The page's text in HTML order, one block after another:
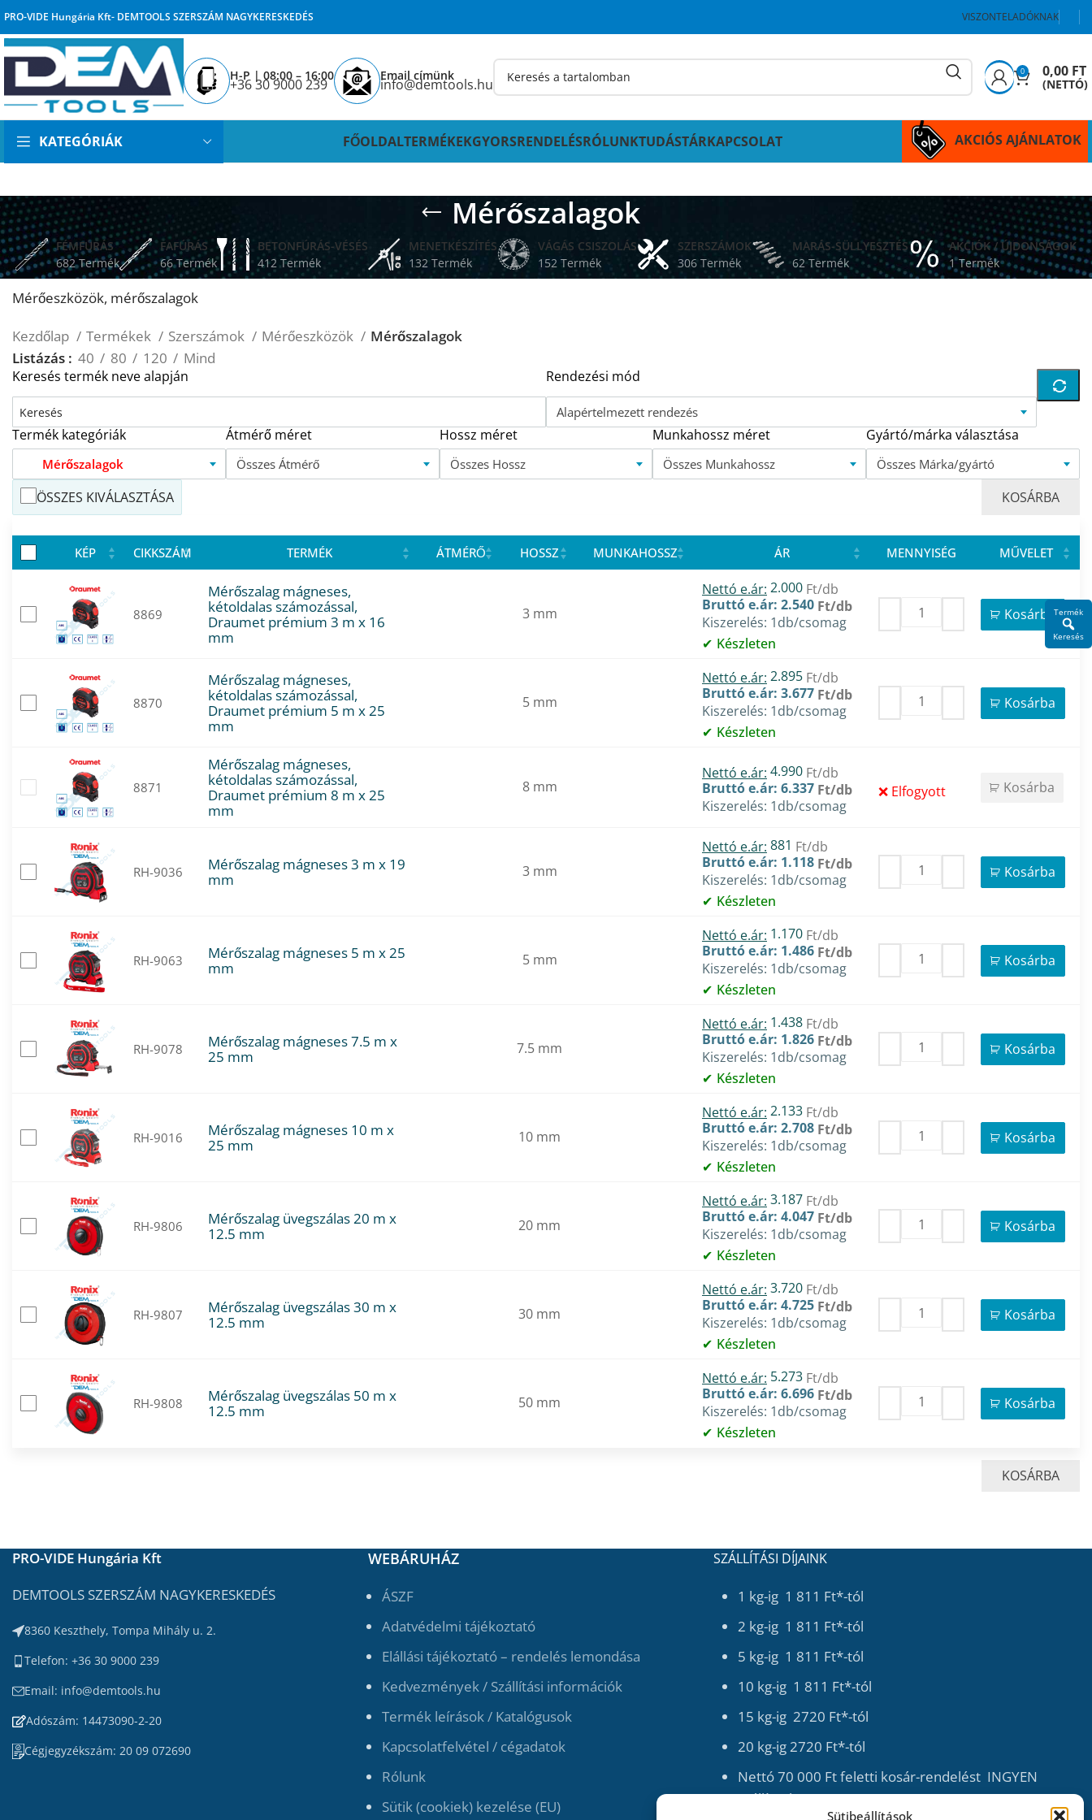
Sütibeállítások
PRO-VIDE Hungária Kft- DEMTOOLS SZERSZÁM NAGYKERESKEDÉS VISZONTELADÓKNAK
H-P | 08:00 – 16:00
+36 30 9000 239
Email címünk
info@demtools.hu
0 0,00 FT
(NETTÓ)
KATEGÓRIÁK FŐOLDALTERMÉKEKGYORSRENDELÉSRÓLUNKTUDÁSTÁRKAPCSOLAT AKCIÓS AJÁNLATOK
Mérőszalagok
FÉMFÚRÁS
682 Termék
FAFÚRÁS
66 Termék
BETONFÚRÁS-VÉSÉS
412 Termék
MENETKÉSZÍTÉS
132 Termék
VÁGÁS CSISZOLÁS
152 Termék
SZERSZÁMOK
306 Termék
MARÁS-SÜLLYESZTÉS
62 Termék
AKCIÓK / ÚJDONSÁGOK
1 Termék
Mérőeszközök, mérőszalagok
Kezdőlap Termékek Szerszámok Mérőeszközök
Mérőszalagok
Listázás
40 80 120 Mind
Keresés termék neve alapján Rendezési mód
Alapértelmezett rendezés
Termék kategóriák
Mérőszalagok
Átmérő méret
Összes Átmérő
Hossz méret
Összes Hossz
Munkahossz méret
Összes Munkahossz
Gyártó/márka választása
Összes Márka/gyártó
ÖSSZES KIVÁLASZTÁSA KOSÁRBA
KÉP CIKKSZÁM TERMÉK ÁTMÉRŐ HOSSZ MUNKAHOSSZ ÁR MENNYISÉG MŰVELET
8869
Mérőszalag mágneses,
kétoldalas számozással,
Draumet prémium 3 m x 16
mm
3 mm
Nettó e.ár: 2.000 Ft/db
Bruttó e.ár: 2.540 Ft/db
Kiszerelés: 1db/csomag
Készleten
Kosárba
8870
Mérőszalag mágneses,
kétoldalas számozással,
Draumet prémium 5 m x 25
mm
5 mm
Nettó e.ár: 2.895 Ft/db
Bruttó e.ár: 3.677 Ft/db
Kiszerelés: 1db/csomag
Készleten
Kosárba
8871
Mérőszalag mágneses,
kétoldalas számozással,
Draumet prémium 8 m x 25
mm
8 mm
Nettó e.ár: 4.990 Ft/db
Bruttó e.ár: 6.337 Ft/db
Kiszerelés: 1db/csomag
Elfogyott Kosárba
RH-9036
Mérőszalag mágneses 3 m x 19
mm
3 mm
Nettó e.ár: 881 Ft/db
Bruttó e.ár: 1.118 Ft/db
Kiszerelés: 1db/csomag
Készleten
Kosárba
RH-9063
Mérőszalag mágneses 5 m x 25
mm
5 mm
Nettó e.ár: 1.170 Ft/db
Bruttó e.ár: 1.486 Ft/db
Kiszerelés: 1db/csomag
Készleten
Kosárba
RH-9078
Mérőszalag mágneses 7.5 m x
25 mm
7.5 mm
Nettó e.ár: 1.438 Ft/db
Bruttó e.ár: 1.826 Ft/db
Kiszerelés: 1db/csomag
Készleten
Kosárba
RH-9016
Mérőszalag mágneses 10 m x
25 mm
10 mm
Nettó e.ár: 2.133 Ft/db
Bruttó e.ár: 2.708 Ft/db
Kiszerelés: 1db/csomag
Készleten
Kosárba
RH-9806
Mérőszalag üvegszálas 20 m x
12.5 mm
20 mm
Nettó e.ár: 3.187 Ft/db
Bruttó e.ár: 4.047 Ft/db
Kiszerelés: 1db/csomag
Készleten
Kosárba
RH-9807
Mérőszalag üvegszálas 30 m x
12.5 mm
30 mm
Nettó e.ár: 3.720 Ft/db
Bruttó e.ár: 4.725 Ft/db
Kiszerelés: 1db/csomag
Készleten
Kosárba
RH-9808
Mérőszalag üvegszálas 50 m x
12.5 mm
50 mm
Nettó e.ár: 5.273 Ft/db
Bruttó e.ár: 6.696 Ft/db
Kiszerelés: 1db/csomag
Készleten
Kosárba
KOSÁRBA
PRO-VIDE Hungária Kft
DEMTOOLS SZERSZÁM NAGYKERESKEDÉS
8360 Keszthely, Tompa Mihály u. 2.
Telefon: +36 30 9000 239
Email: info@demtools.hu
Adószám: 14473090-2-20
Cégjegyzékszám: 20 09 072690
WEBÁRUHÁZ
ÁSZF
Adatvédelmi tájékoztató
Elállási tájékoztató – rendelés lemondása
Kedvezmények / Szállítási információk
Termék leírások / Katalógusok
Kapcsolatfelvétel / cégadatok
Rólunk
Sütik (cookiek) kezelése (EU)
SZÁLLÍTÁSI DÍJAINK
1 kg-ig 1 811 Ft*-tól
2 kg-ig 1 811 Ft*-tól
5 kg-ig 1 811 Ft*-tól
10 kg-ig 1 811 Ft*-tól
15 kg-ig 2720 Ft*-tól
20 kg-ig 2720 Ft*-tól
Nettó 70 000 Ft feletti kosár-rendelést INGYEN
szállítunk.
Termék
Keresés